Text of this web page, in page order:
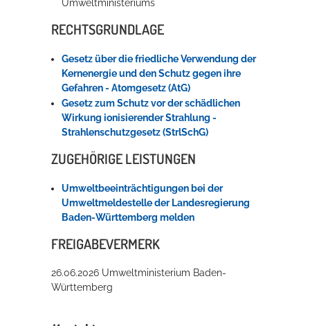
Umweltministeriums
RECHTSGRUNDLAGE
Gesetz über die friedliche Verwendung der
Kernenergie und den Schutz gegen ihre
Gefahren - Atomgesetz (AtG)
Gesetz zum Schutz vor der schädlichen
Wirkung ionisierender Strahlung -
Strahlenschutzgesetz (StrlSchG)
ZUGEHÖRIGE LEISTUNGEN
Umweltbeeinträchtigungen bei der
Umweltmeldestelle der Landesregierung
Baden-Württemberg melden
FREIGABEVERMERK
26.06.2026 Umweltministerium Baden-
Württemberg